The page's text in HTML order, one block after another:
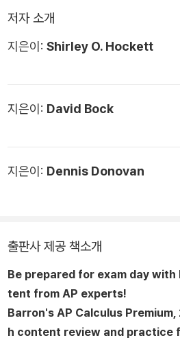
저자 소개
지은이: Shirley O. Hockett
지은이: David Bock
지은이: Dennis Donovan
출판사 제공 책소개
Be prepared for exam day
tent from AP experts!
Barron's AP Calculus
h content review and practice